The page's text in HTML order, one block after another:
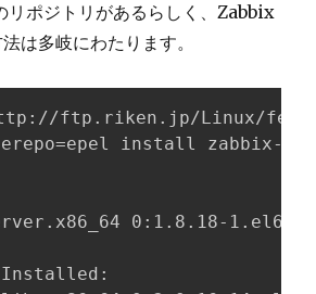
リポジトリがあるらしく、Zabbix
は多岐にわたります。
ftp.riken.jp/Linux/
install zabbix-
server.x86_64
Installed: